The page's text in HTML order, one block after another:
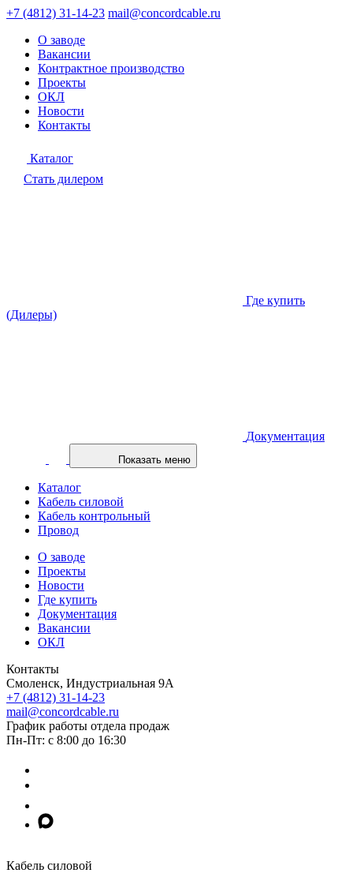
+7 (4812) 31-14-23 mail@concordcable.ru
О заводе
Вакансии
Контрактное производство
Проекты
ОКЛ
Новости
Контакты
Каталог
Стать дилером
Где купить
(Дилеры)
Документация
Показать меню
Каталог
Кабель силовой
Кабель контрольный
Провод
О заводе
Проекты
Новости
Где купить
Документация
Вакансии
ОКЛ
Контакты
Смоленск, Индустриальная 9А
+7 (4812) 31-14-23
mail@concordcable.ru
График работы отдела продаж
Пн-Пт: с 8:00 до 16:30
Кабель силовой